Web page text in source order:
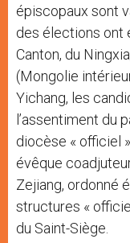
épiscopaux sont
des élections ont
Canton, du
(Mongolie
Yichang, les
l’assentiment du
diocèse « officiel
évêque
Zejiang, ordonné
structures «
du Saint-Siège.